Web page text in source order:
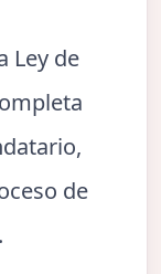
Ley de
de